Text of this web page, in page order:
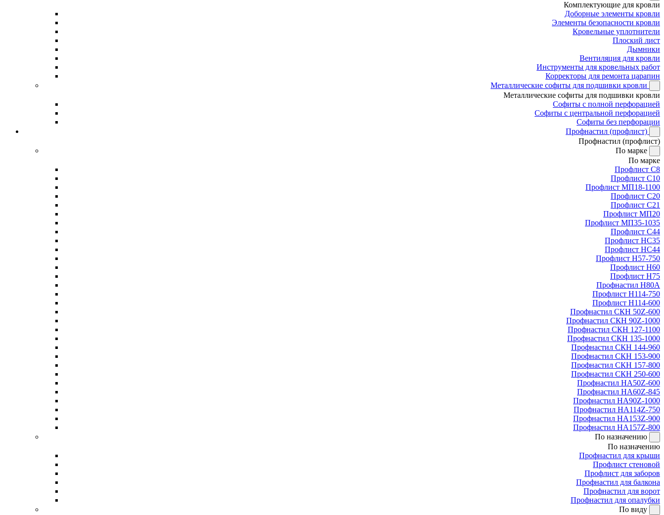
Комплектующие для кровли
Доборные элементы кровли
Элементы безопасности кровли
Кровельные уплотнители
Плоский лист
Дымники
Вентиляция для кровли
Инструменты для кровельных работ
Корректоры для ремонта царапин
Металлические софиты для подшивки кровли
Металлические софиты для подшивки кровли
Софиты с полной перфорацией
Софиты с центральной перфорацией
Софиты без перфорации
Профнастил (профлист)
Профнастил (профлист)
По марке
По марке
Профлист С8
Профлист С10
Профлист МП18-1100
Профлист С20
Профлист С21
Профлист МП20
Профлист МП35-1035
Профлист С44
Профлист НС35
Профлист НС44
Профлист Н57-750
Профлист Н60
Профлист Н75
Профнастил Н80А
Профлист Н114-750
Профлист Н114-600
Профнастил СКН 50Z-600
Профнастил СКН 90Z-1000
Профнастил СКН 127-1100
Профнастил СКН 135-1000
Профнастил СКН 144-960
Профнастил СКН 153-900
Профнастил СКН 157-800
Профнастил СКН 250-600
Профнастил НА50Z-600
Профнастил НА60Z-845
Профнастил НА90Z-1000
Профнастил НА114Z-750
Профнастил НА153Z-900
Профнастил НА157Z-800
По назначению
По назначению
Профнастил для крыши
Профлист стеновой
Профлист для заборов
Профнастил для балкона
Профнастил для ворот
Профнастил для опалубки
По виду